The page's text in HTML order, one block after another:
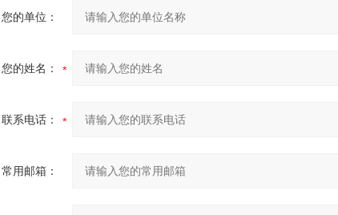
您的单位：
您的姓名：
联系电话：
常用邮箱：